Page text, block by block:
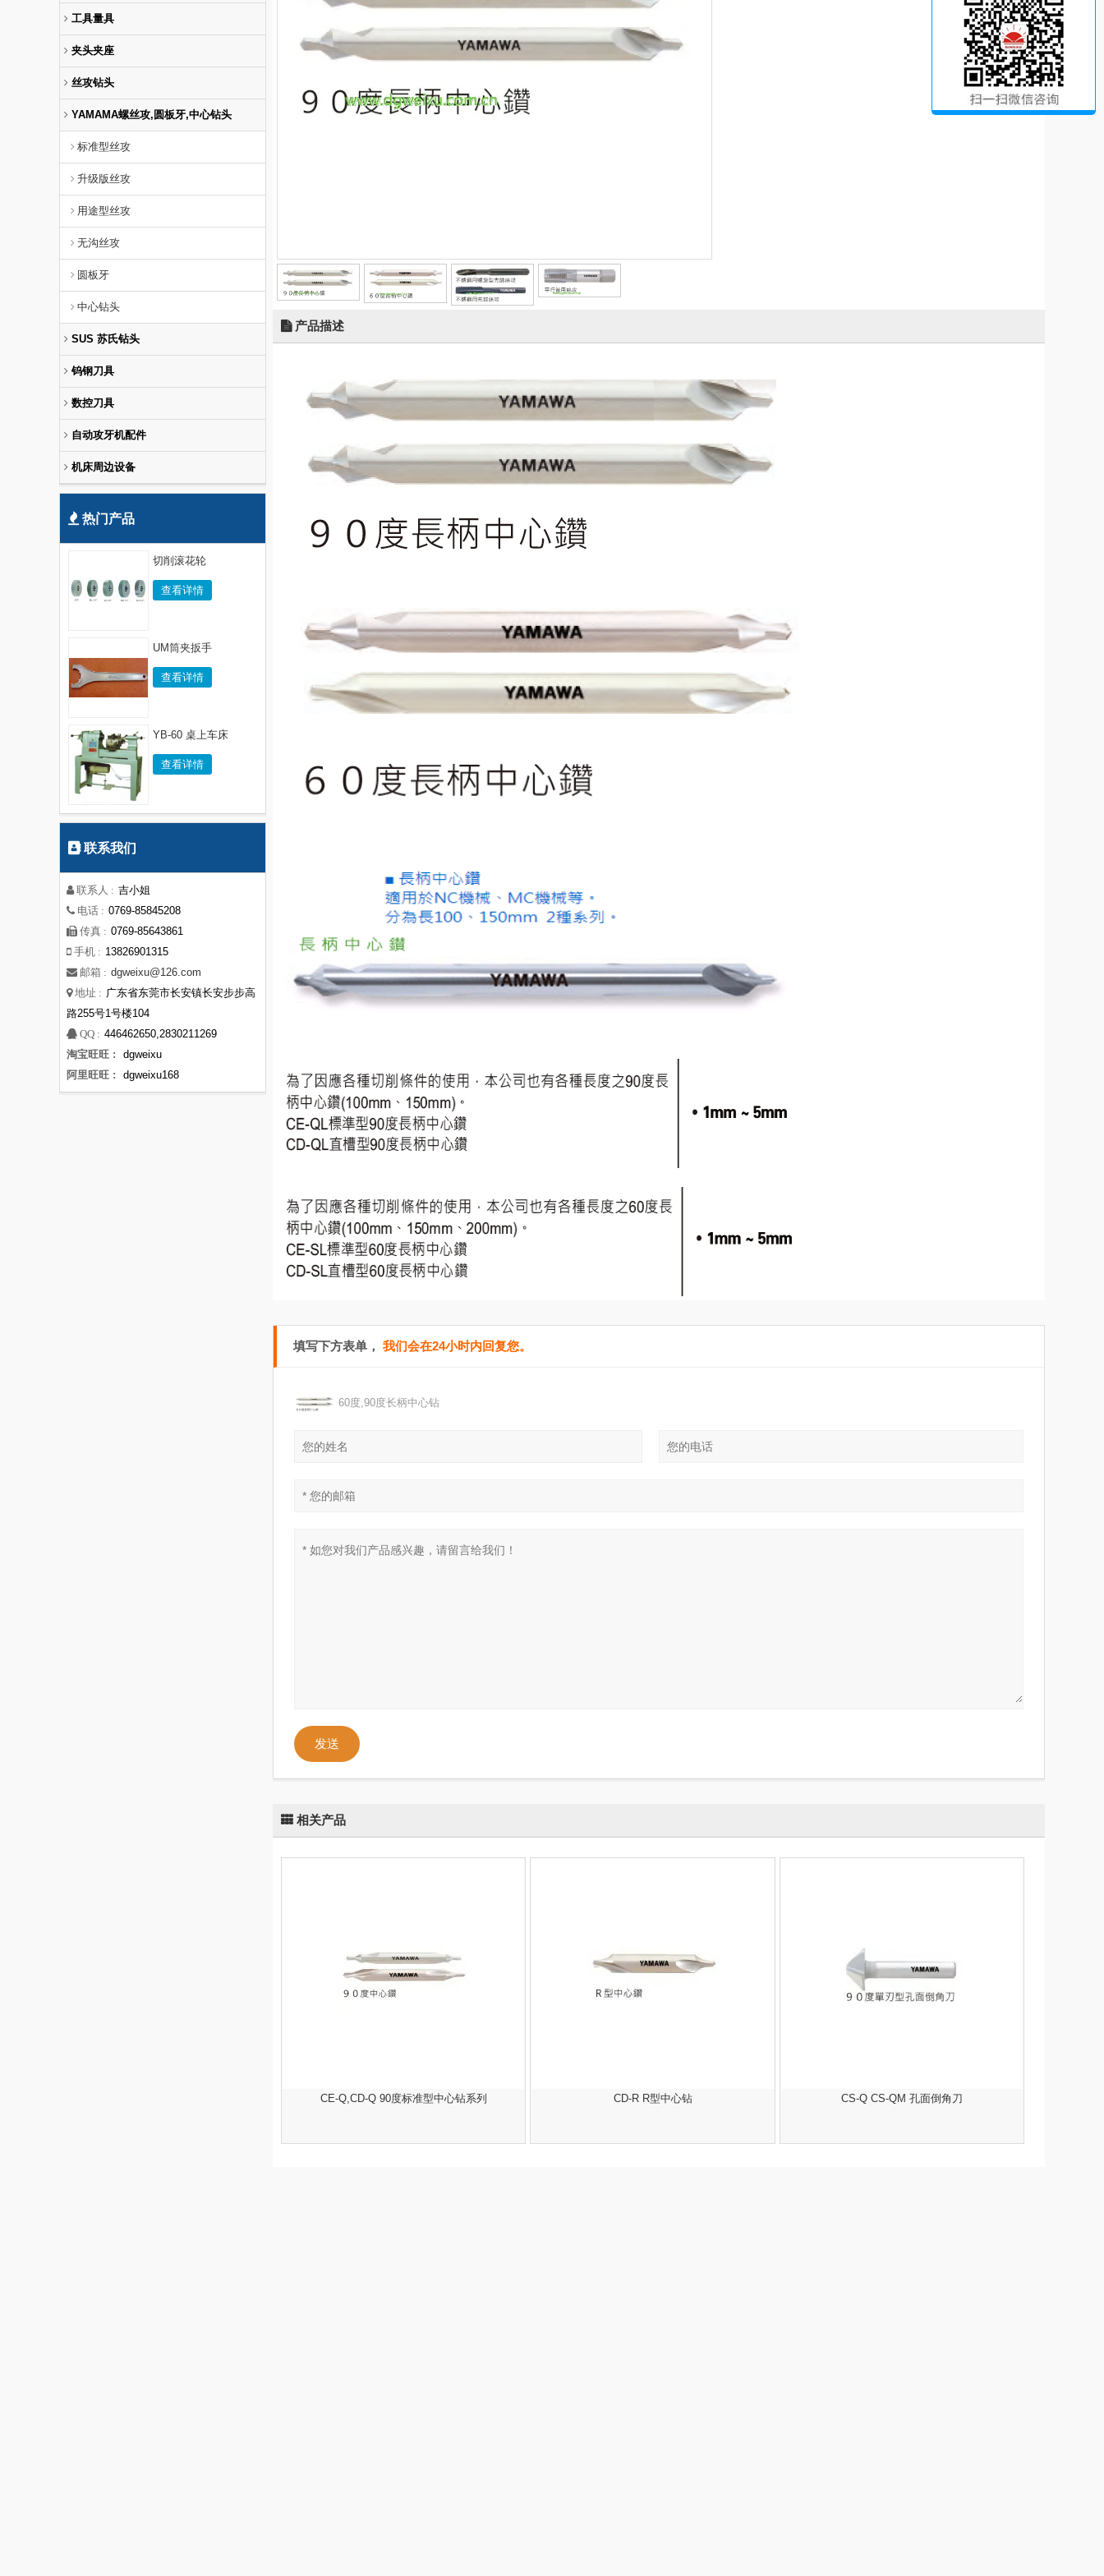
产品描述
填写下方表单， 我们会在24小时内回复您。
60度,90度长柄中心钻
发送
相关产品
CE-Q,CD-Q 90度标准型中心钻系列 CD-R R型中心钻 CS-Q CS-QM 孔面倒角刀
工具量具
夹头夹座
丝攻钻头
YAMAMA螺丝攻,圆板牙,中心钻头
标准型丝攻
升级版丝攻
用途型丝攻
无沟丝攻
圆板牙
中心钻头
SUS 苏氏钻头
钨钢刀具
数控刀具
自动攻牙机配件
机床周边设备
热门产品
切削滚花轮
查看详情
UM筒夹扳手
查看详情
YB-60 桌上车床
查看详情
联系我们
联系人 : 吉小姐
电话 : 0769-85845208
传真 : 0769-85643861
手机 : 13826901315
邮箱 : dgweixu@126.com
地址 : 广东省东莞市长安镇长安步步高
路255号1号楼104
QQ : 446462650,2830211269
淘宝旺旺 :
dgweixu
阿里旺旺 :
dgweixu168